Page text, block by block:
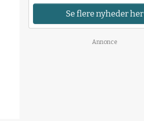
Se flere nyheder her
Annonce